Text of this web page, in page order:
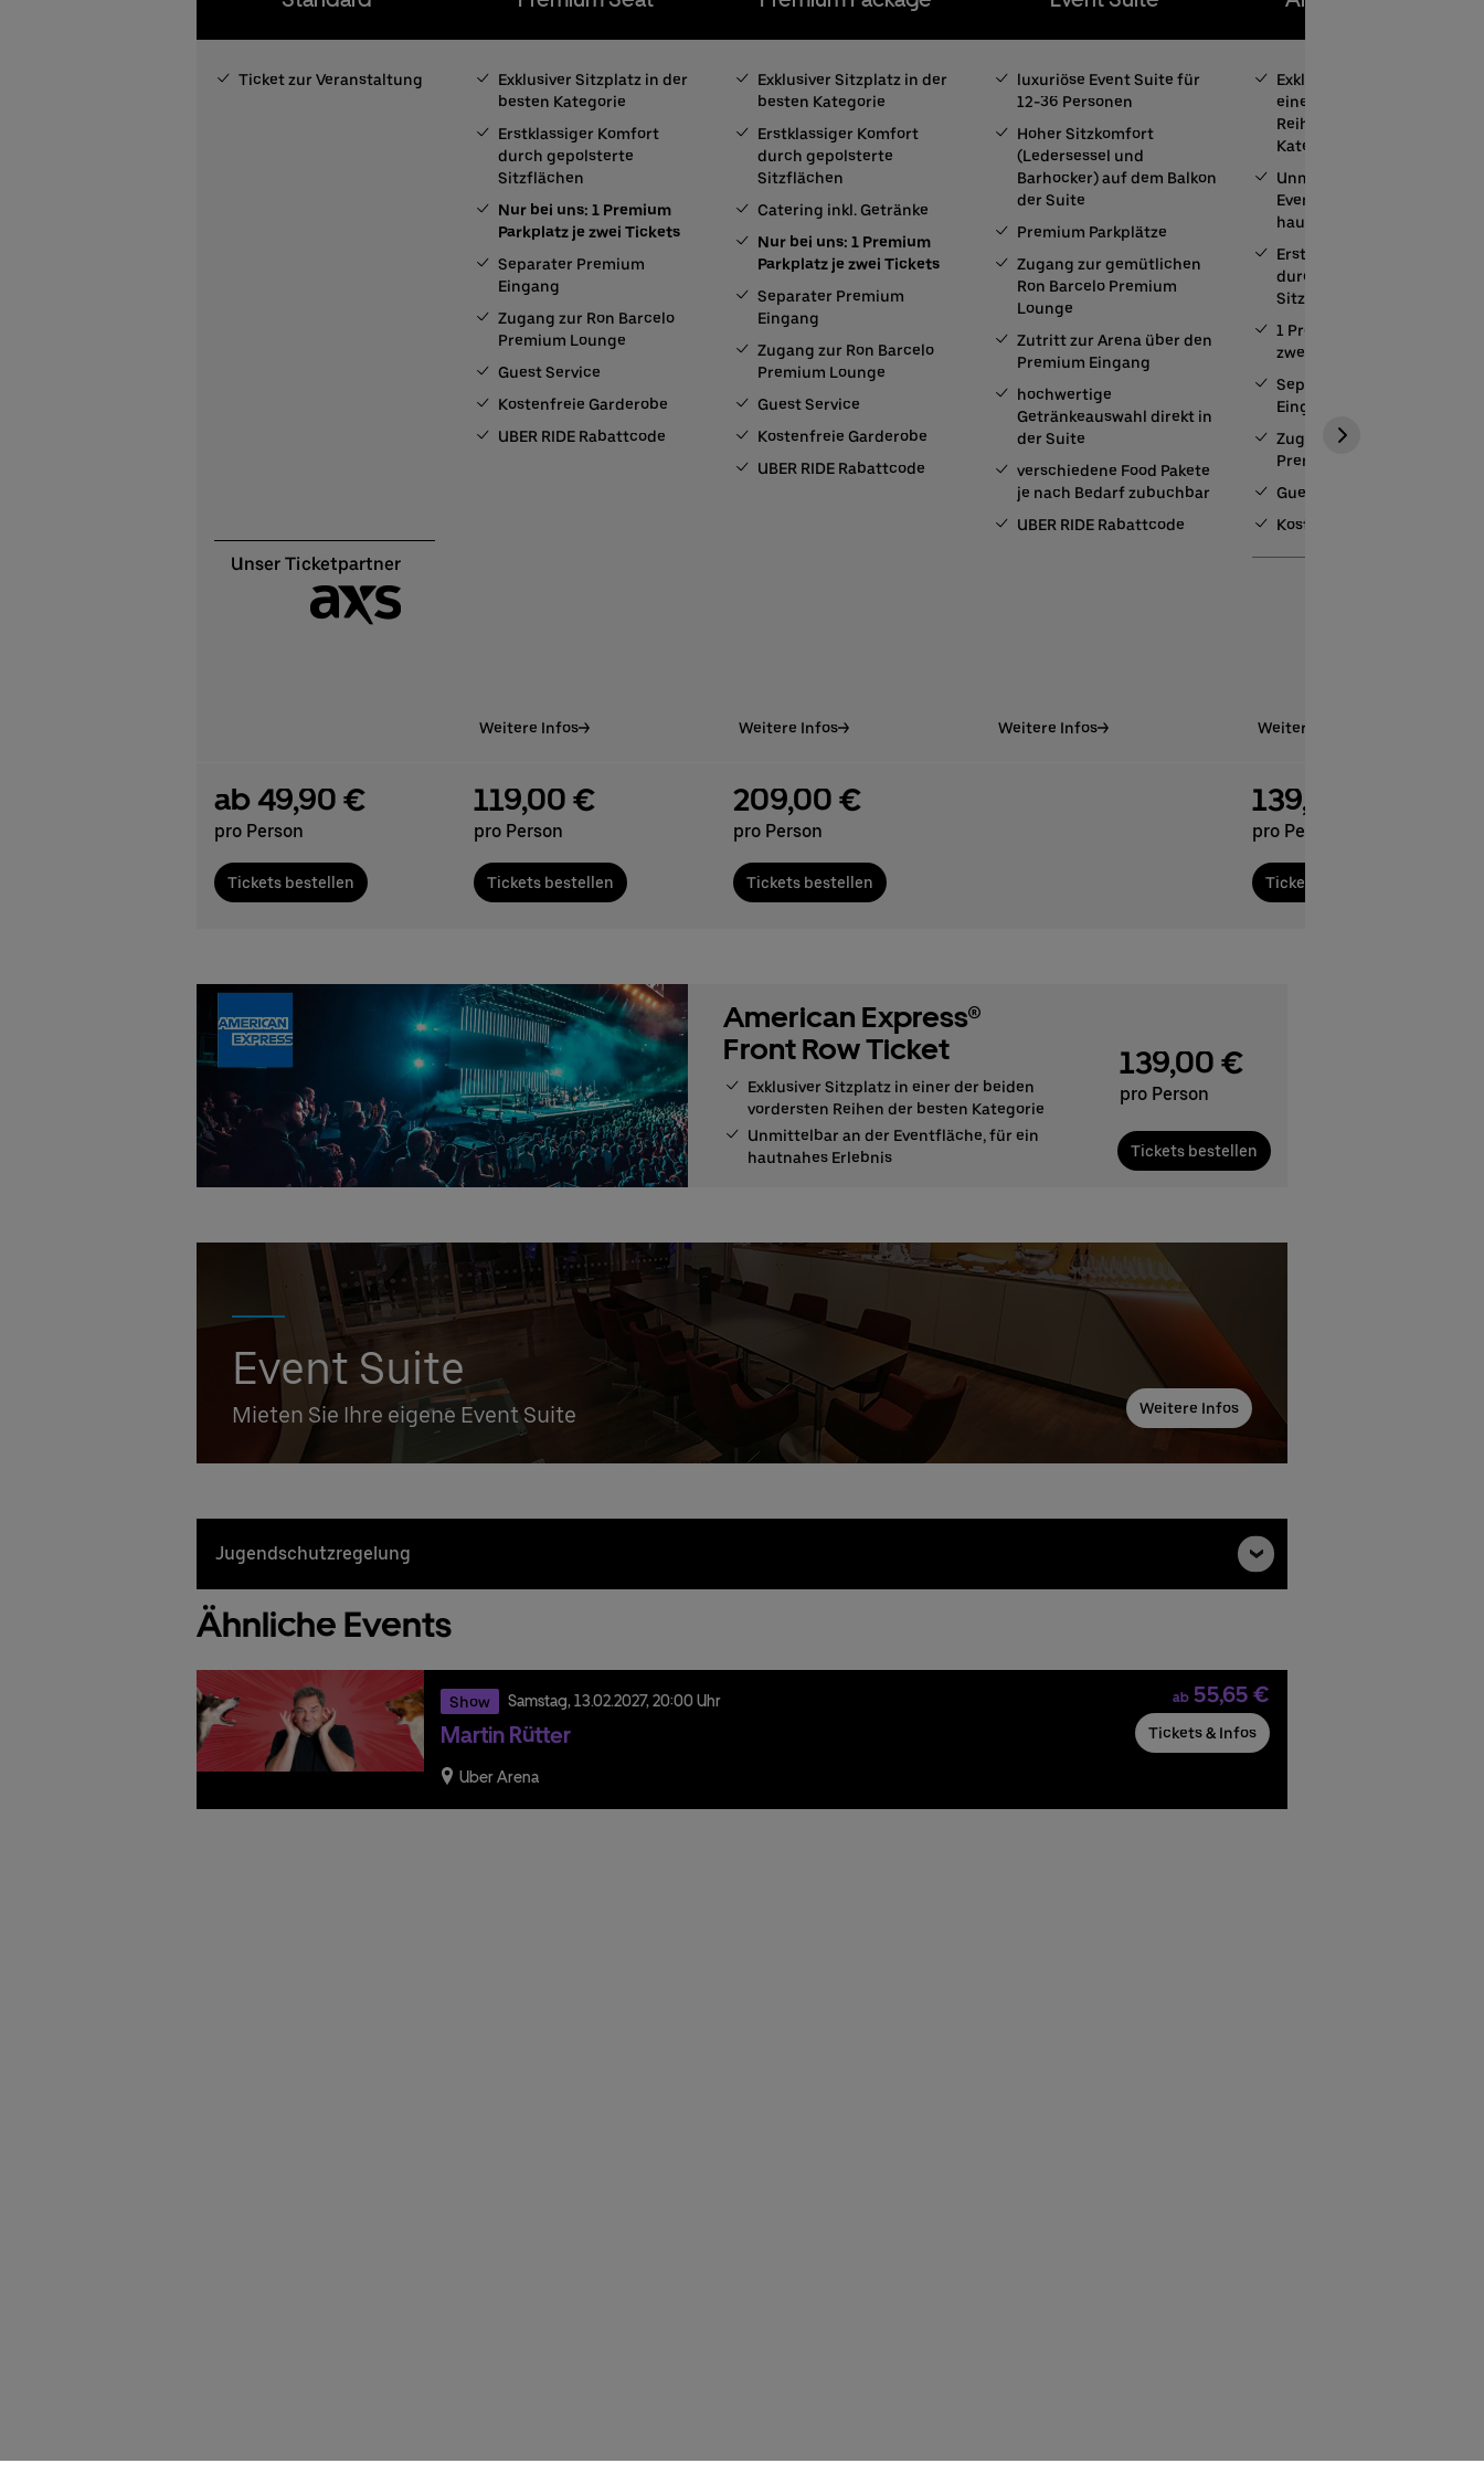
Ticket zur Veranstaltung
ab 49,90 €
pro Person
Tickets bestellen
Exklusiver Sitzplatz in der
besten Kategorie
Erstklassiger Komfort
durch gepolsterte
Sitzflächen
Nur bei uns: 1 Premium
Parkplatz je zwei Tickets
Separater Premium
Eingang
Zugang zur Ron Barcelo
Premium Lounge
Guest Service
Kostenfreie Garderobe
UBER RIDE Rabattcode
Weitere Infos
119,00 €
pro Person
Tickets bestellen
Exklusiver Sitzplatz in der
besten Kategorie
Erstklassiger Komfort
durch gepolsterte
Sitzflächen
Catering inkl. Getränke
Nur bei uns: 1 Premium
Parkplatz je zwei Tickets
Separater Premium
Eingang
Zugang zur Ron Barcelo
Premium Lounge
Guest Service
Kostenfreie Garderobe
UBER RIDE Rabattcode
Weitere Infos
209,00 €
pro Person
Tickets bestellen
luxuriöse Event Suite für
12-36 Personen
Hoher Sitzkomfort
(Ledersessel und
Barhocker) auf dem Balkon
der Suite
Premium Parkplätze
Zugang zur gemütlichen
Ron Barcelo Premium
Lounge
Zutritt zur Arena über den
Premium Eingang
hochwertige
Getränkeauswahl direkt in
der Suite
verschiedene Food Pakete
je nach Bedarf zubuchbar
UBER RIDE Rabattcode
Weitere Infos
Exklusiver Sitzplatz in
einer der vordersten
Reihen der besten
Kategorie
Unmittelbar an der
Eventfläche, für ein
hautnahes Erlebnis
Erstklassiger Komfort
durch gepolsterte
Sitzflächen
1 Premium Parkplatz je
zwei Tickets
Separater Premium
Eingang
Zugang zur Ron Barcelo
Premium Lounge
Guest Service
Kostenfreie Garderobe
Weitere Infos
139,00 €
pro Person
Tickets bestellen
American Express®
Front Row Ticket
Exklusiver Sitzplatz in einer der beiden
vordersten Reihen der besten Kategorie
Unmittelbar an der Eventfläche, für ein
hautnahes Erlebnis
139,00 €
pro Person
Tickets bestellen
Event Suite
Mieten Sie Ihre eigene Event Suite Weitere Infos
Jugendschutzregelung
Ähnliche Events
Show Samstag,13.02.2027,20:00 Uhr
Martin Rütter
Uber Arena
ab 55,65 €
Tickets & Infos